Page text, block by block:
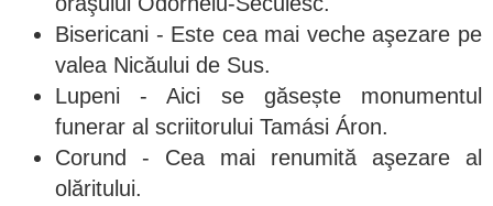
Bisericani - Este cea mai veche aşezare pe
valea Nicăului de Sus.
Lupeni - Aici se găsește monumentul
funerar al scriitorului Tamási Áron.
Corund - Cea mai renumită aşezare al
olăritului.